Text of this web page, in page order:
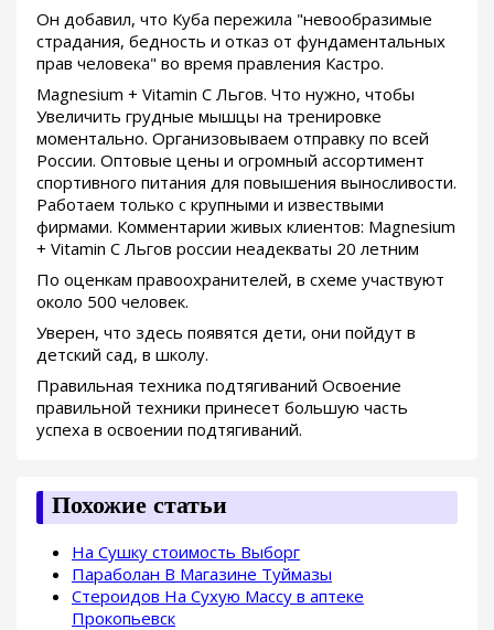
Он добавил, что Куба пережила "невообразимые
страдания, бедность и отказ от фундаментальных
прав человека" во время правления Кастро.
Magnesium + Vitamin C Льгов. Что нужно, чтобы
Увеличить грудные мышцы на тренировке
моментально. Организовываем отправку по всей
России. Оптовые цены и огромный ассортимент
спортивного питания для повышения выносливости.
Работаем только с крупными и извествыми
фирмами. Комментарии живых клиентов: Magnesium
+ Vitamin C Льгов россии неадекваты 20 летним
По оценкам правоохранителей, в схеме участвуют
около 500 человек.
Уверен, что здесь появятся дети, они пойдут в
детский сад, в школу.
Правильная техника подтягиваний Освоение
правильной техники принесет большую часть
успеха в освоении подтягиваний.
Похожие статьи
На Сушку стоимость Выборг
Параболан В Магазине Туймазы
Стероидов На Сухую Массу в аптеке
Прокопьевск